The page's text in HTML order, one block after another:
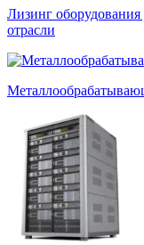
Лизинг
отрасли